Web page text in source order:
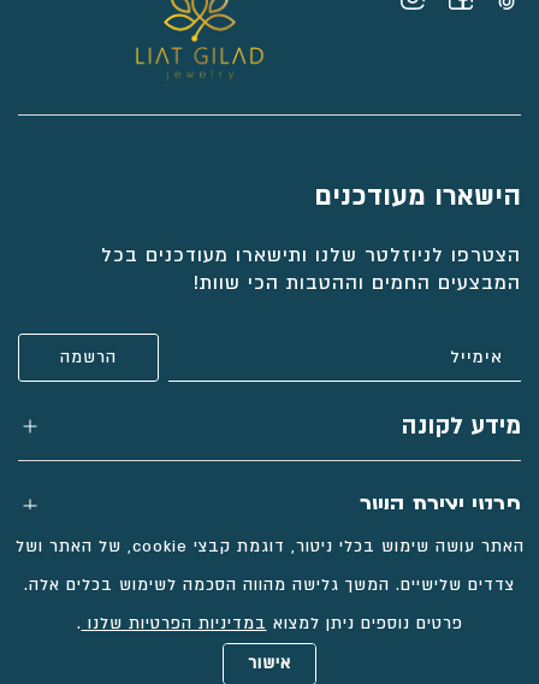
₪5,528
חומר:
טבעת יהלומים מלאה, טבעת איטרנטי דקה
₪3,991
חומר:
טבעת דקה שם מזהב, חריטה אישית
₪1,350
חומר:
טבעת אבני החושן, טבעת אבני ספיר
₪5,440
חומר:
הישארו מעודכנים
הצטרפו לניוזלטר שלנו ותישארו מעודכנים בכל
המבצעים החמים וההטבות הכי שוות!
מידע לקונה
פרטי יצירת קשר
בניית אתרי מכירות
כל הזכויות שמורות
האתר עושה שימוש בכלי ניטור, דוגמת קבצי cookie, של האתר ושל
צדדים שלישיים. המשך גלישה מהווה הסכמה לשימוש בכלים אלה.
פרטים נוספים ניתן למצוא במדיניות הפרטיות שלנו .
אישור